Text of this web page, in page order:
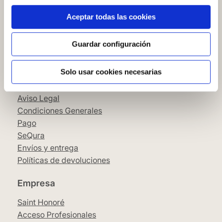
Aceptar todas las cookies
Guardar configuración
Solo usar cookies necesarias
Cómo comprar en nuestra web
Cómo colocar papel pintado
Simbología del papel pintado
Política de privacidad
Aviso Legal
Condiciones Generales
Pago
SeQura
Envíos y entrega
Políticas de devoluciones
Empresa
Saint Honoré
Acceso Profesionales